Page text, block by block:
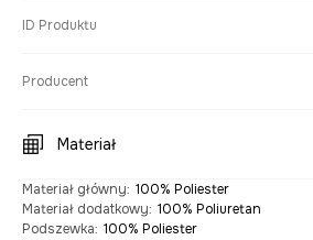
ID Produktu
Producent
Materiał
Materiał główny: 100% Poliester
Materiał dodatkowy: 100% Poliuretan
Podszewka: 100% Poliester